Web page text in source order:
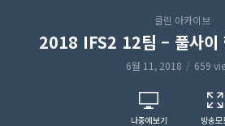
클린 아카이브
2018 IFS2 12팀 – 풀사이
6월 11, 2018 659
나중에보기 방송모